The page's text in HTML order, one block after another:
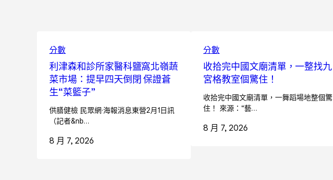
分數
利津森和診所家醫科鹽窩北嶺蔬
菜市場：提早四天倒閉 保證蒼
生“菜籃子”
供膳健檢 民眾網·海報消息東營2月1日訊
（記者&nb…
8 月 7, 2026
分數
收拾完中國文廟清單，一整找九
宮格教室個驚住！
收拾完中國文廟清單，一舞蹈場地整個驚
住！ 來源：“藝…
8 月 7, 2026